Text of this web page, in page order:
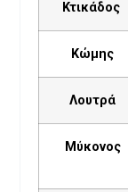
Κτικάδος
Κώμης
Λουτρά
Μύκονος